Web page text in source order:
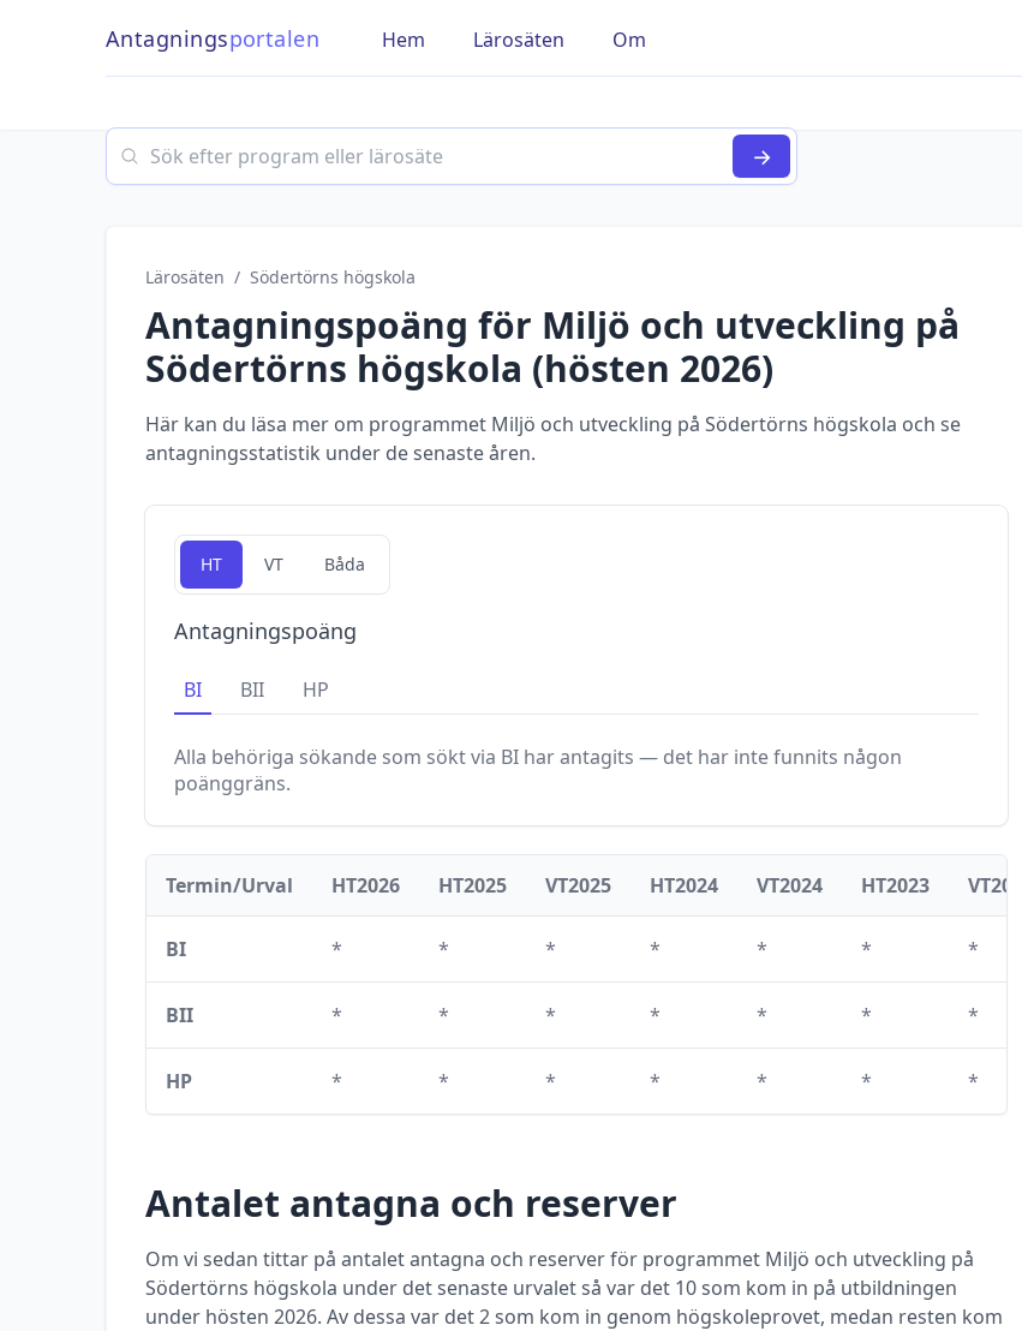
Antagningsportalen Hem Lärosäten Om
Search
→
Lärosäten / Södertörns högskola
Antagningspoäng för Miljö och utveckling på
Södertörns högskola (hösten 2026)
Här kan du läsa mer om programmet Miljö och utveckling på Södertörns högskola och se
antagningsstatistik under de senaste åren.
HT VT Båda
Antagningspoäng
BI BII HP
Alla behöriga sökande som sökt via BI har antagits — det har inte funnits någon
poänggräns.
Termin/Urval HT2026 HT2025 VT2025 HT2024 VT2024 HT2023 VT2023
BI * * * * * * *
BII * * * * * * *
HP * * * * * * *
Antalet antagna och reserver
Om vi sedan tittar på antalet antagna och reserver för programmet Miljö och utveckling på
Södertörns högskola under det senaste urvalet så var det 10som kom in på utbildningen
under hösten 2026. Av dessa var det2som kom in genom högskoleprovet, medan resten kom